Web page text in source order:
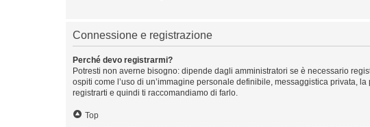
Connessione e registrazione
Perché devo registrarmi?
Potresti non averne bisogno: dipende dagli amministratori se è necessario
ospiti come l’uso di un’immagine personale definibile, messaggistica privata,
registrarti e quindi ti raccomandiamo di farlo.
Top